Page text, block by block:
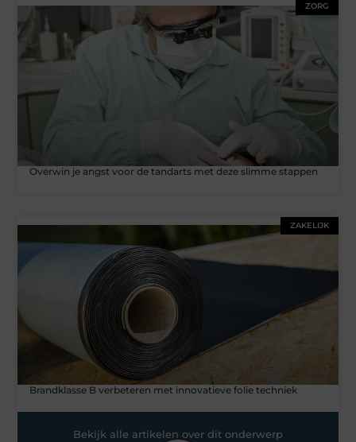
ZORG
Overwin je angst voor de tandarts met deze slimme stappen
ZAKELIJK
Brandklasse B verbeteren met innovatieve folie techniek
Bekijk alle artikelen over dit onderwerp